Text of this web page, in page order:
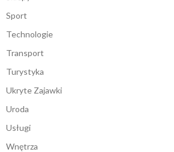
Sport
Technologie
Transport
Turystyka
Ukryte Zajawki
Uroda
Usługi
Wnętrza